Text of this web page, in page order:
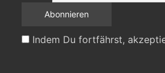
Indem Du fortfährst,